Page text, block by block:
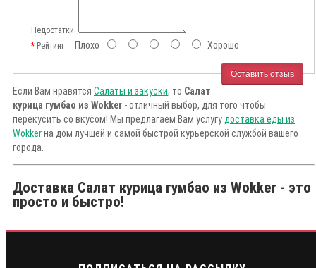
Недостатки:
РейтингПлохо Хорошо
Оставить отзыв
Если Вам нравятся Салаты и закуски, то Салат
курица гумбао из Wokker - отличный выбор, для того чтобы
перекусить со вкусом! Мы предлагаем Вам услугу доставка еды из
Wokkerна дом лучшей и самой быстрой курьерской службой вашего
города.
Доставка Салат курица гумбао из Wokker - это
просто и быстро!